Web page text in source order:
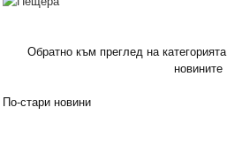
Обратно към преглед на категорията
новините
По-стари новини